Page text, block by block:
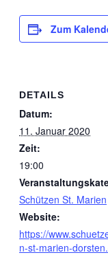
Zum
DETAILS
Datum:
11. Januar 2020
Zeit:
19:00
Schützen St. Marien
Website:
https://
n-st-marien-